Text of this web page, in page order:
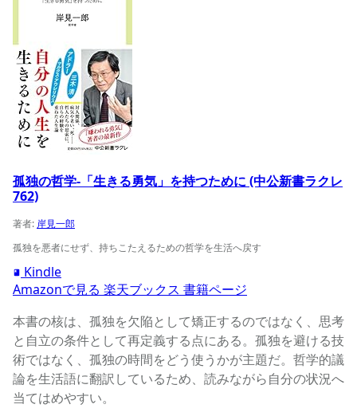
孤独の哲学-「生きる勇気」を持つために (中公新書ラクレ
762)
著者: 岸見一郎
孤独を悪者にせず、持ちこたえるための哲学を生活へ戻す
Kindle
Amazonで見る 楽天ブックス 書籍ページ
本書の核は、孤独を欠陥として矯正するのではなく、思考
と自立の条件として再定義する点にある。孤独を避ける技
術ではなく、孤独の時間をどう使うかが主題だ。哲学的議
論を生活語に翻訳しているため、読みながら自分の状況へ
当てはめやすい。